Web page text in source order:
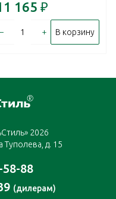
165 ₽
– + В корзину
2026
Туполева, д. 15
58-88
(дилерам)